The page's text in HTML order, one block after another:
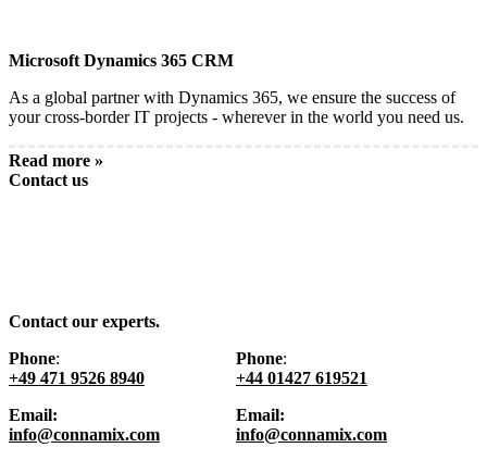
Microsoft Dynamics 365 CRM
As a global partner with Dynamics 365, we ensure the success of
your cross-border IT projects - wherever in the world you need us.
Read more »
Contact us
Contact our experts.
Phone:
+49 471 9526 8940
Email:
info@connamix.com
Phone:
+44 01427 619521
Email:
info@connamix.com